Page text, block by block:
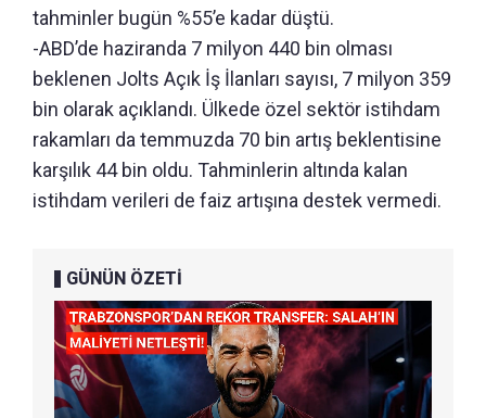
tahminler bugün %55’e kadar düştü.
-ABD’de haziranda 7 milyon 440 bin olması
beklenen Jolts Açık İş İlanları sayısı, 7 milyon 359
bin olarak açıklandı. Ülkede özel sektör istihdam
rakamları da temmuzda 70 bin artış beklentisine
karşılık 44 bin oldu. Tahminlerin altında kalan
istihdam verileri de faiz artışına destek vermedi.
GÜNÜN ÖZETİ